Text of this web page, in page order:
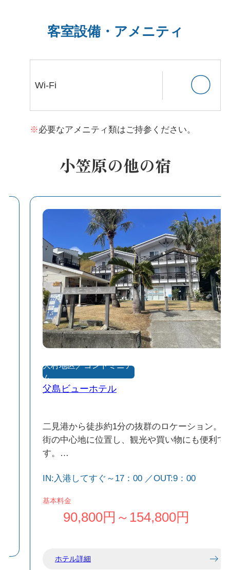
客室設備・アメニティ
Wi-Fi 〇
必要なアメニティ類はご持参ください。
小笠原の他の宿
大村地区／コンドミニア
ム
父島ビューホテル
二見港から徒歩約1分の抜群のロケーション。
街の中心地に位置し、観光や買い物にも便利で
す。
らは、美しい二見湾を一望できます。
軽に料理を楽しめます。
IN:入港してすぐ～17：00 ／OUT:9：00
基本料金
90,800円～154,800円
ホテル詳細